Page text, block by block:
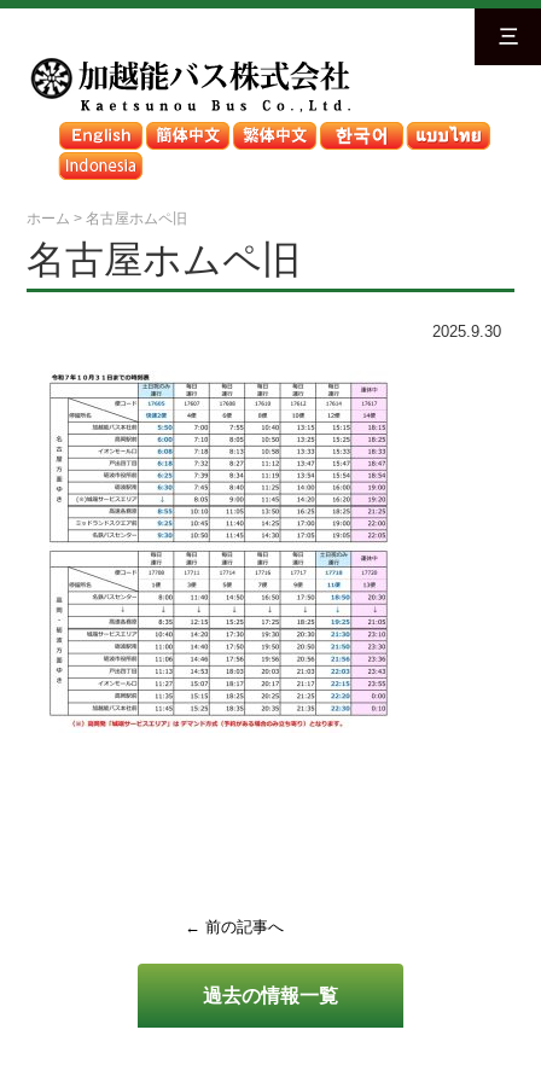
三
ホーム >名古屋ホムペ旧
過去の情報一覧
名古屋ホムペ旧
2025.9.30
← 前の記事へ